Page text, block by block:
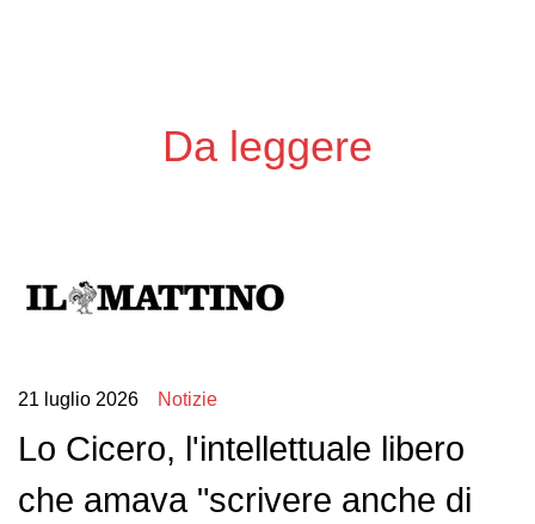
Da leggere
21 luglio 2026 Notizie
Lo Cicero, l'intellettuale libero
che amava "scrivere anche di